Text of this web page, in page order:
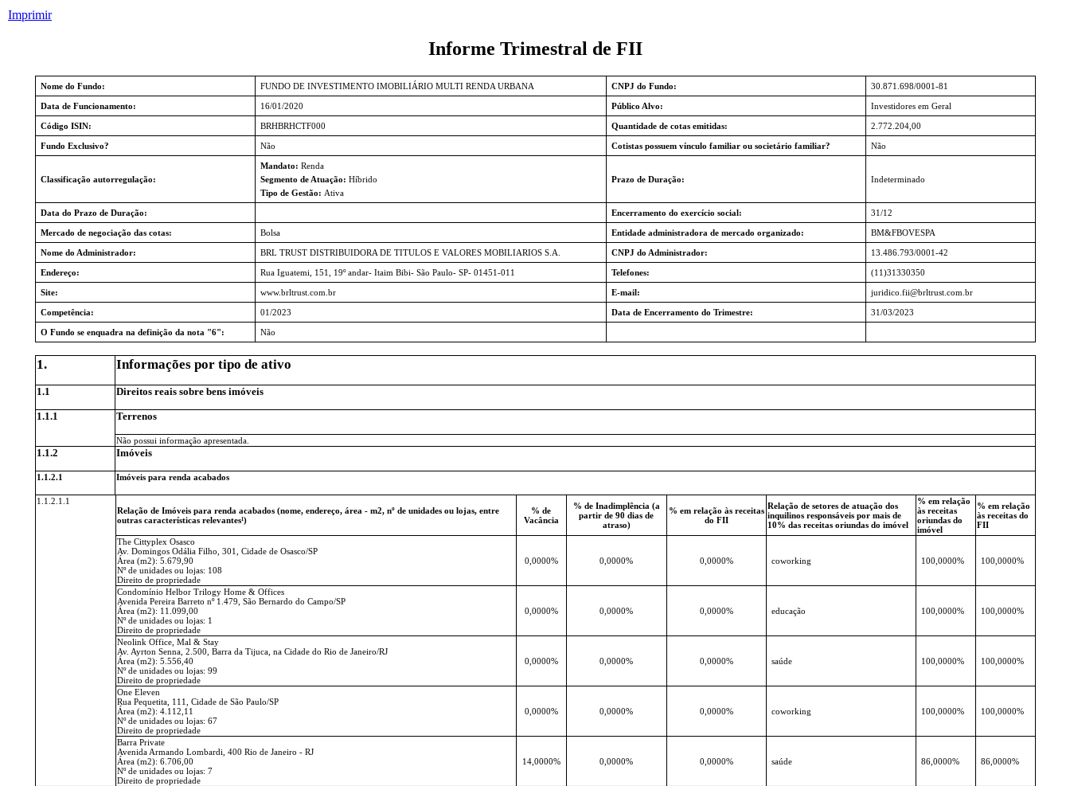
Imprimir
Informe Trimestral de FII
Nome do Fundo: FUNDO DE INVESTIMENTO IMOBILIÁRIO MULTI RENDA URBANA CNPJ do Fundo: 30.871.698/0001-81
Data de Funcionamento: 16/01/2020 Público Alvo: Investidores em Geral
Código ISIN: BRHBRHCTF000 Quantidade de cotas emitidas: 2.772.204,00
Fundo Exclusivo? Não Cotistas possuem vínculo familiar ou societário familiar? Não
Classificação autorregulação:
Mandato: Renda
Segmento de Atuação: Híbrido
Tipo de Gestão: Ativa
Prazo de Duração: Indeterminado
Data do Prazo de Duração: Encerramento do exercício social: 31/12
Mercado de negociação das cotas: Bolsa Entidade administradora de mercado organizado: BM&FBOVESPA
Nome do Administrador: BRL TRUST DISTRIBUIDORA DE TITULOS E VALORES MOBILIARIOS S.A. CNPJ do Administrador: 13.486.793/0001-42
Endereço: Rua Iguatemi, 151, 19º andar- Itaim Bibi- São Paulo- SP- 01451-011 Telefones: (11)31330350
Site: www.brltrust.com.br E-mail: juridico.fii@brltrust.com.br
Competência: 01/2023 Data de Encerramento do Trimestre: 31/03/2023
O Fundo se enquadra na definição da nota "6": Não
1. Informações por tipo de ativo
1.1 Direitos reais sobre bens imóveis
1.1.1 Terrenos
Não possui informação apresentada.
1.1.2 Imóveis
1.1.2.1 Imóveis para renda acabados
1.1.2.1.1
Relação de Imóveis para renda acabados (nome, endereço, área - m2, nº de unidades ou lojas, entre
outras características relevantes¹)
% de
Vacância
% de Inadimplência (a
partir de 90 dias de
atraso)
% em relação às receitas
do FII
Relação de setores de atuação dos
inquilinos responsáveis por mais de
10% das receitas oriundas do imóvel
% em relação
às receitas
oriundas do
imóvel
% em relação
às receitas do
FII
The Cittyplex Osasco
Av. Domingos Odália Filho, 301, Cidade de Osasco/SP
Área (m2): 5.679,90
Nº de unidades ou lojas: 108
Direito de propriedade
0,0000% 0,0000% 0,0000% coworking 100,0000% 100,0000%
Condomínio Helbor Trilogy Home & Offices
Avenida Pereira Barreto nº 1.479, São Bernardo do Campo/SP
Área (m2): 11.099,00
Nº de unidades ou lojas: 1
Direito de propriedade
0,0000% 0,0000% 0,0000% educação 100,0000% 100,0000%
Neolink Office, Mal & Stay
Av. Ayrton Senna, 2.500, Barra da Tijuca, na Cidade do Rio de Janeiro/RJ
Área (m2): 5.556,40
Nº de unidades ou lojas: 99
Direito de propriedade
0,0000% 0,0000% 0,0000% saúde 100,0000% 100,0000%
One Eleven
Rua Pequetita, 111, Cidade de São Paulo/SP
Área (m2): 4.112,11
Nº de unidades ou lojas: 67
Direito de propriedade
0,0000% 0,0000% 0,0000% coworking 100,0000% 100,0000%
Barra Private
Avenida Armando Lombardi, 400 Rio de Janeiro - RJ
Área (m2): 6.706,00
Nº de unidades ou lojas: 7
Direito de propriedade
14,0000% 0,0000% 0,0000% saúde 86,0000% 86,0000%